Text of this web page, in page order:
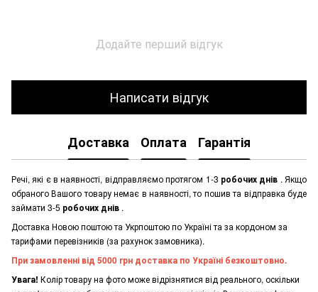
Додайте перший відгук
Написати відгук
Доставка Оплата Гарантія
Речі, які є в наявності, відправляємо протягом 1-3 робочих днів . Якщо
обраного Вашого товару немає в наявності, то пошив та відправка буде
займати 3-5 робочих днів .
Доставка Новою поштою та Укрпоштою по Україні та за кордоном за
тарифами перевізників (за рахунок замовника).
При замовленні від 5000 грн доставка по Україні безкоштовно.
Увага! Колір товару на фото може відрізнятися від реального, оскільки